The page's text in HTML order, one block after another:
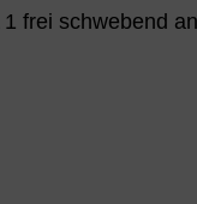
frei schwebend